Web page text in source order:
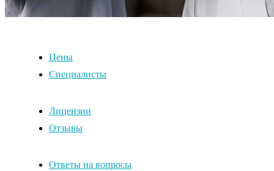
Цены
Специалисты
Лицензии
Отзывы
Ответы на вопросы